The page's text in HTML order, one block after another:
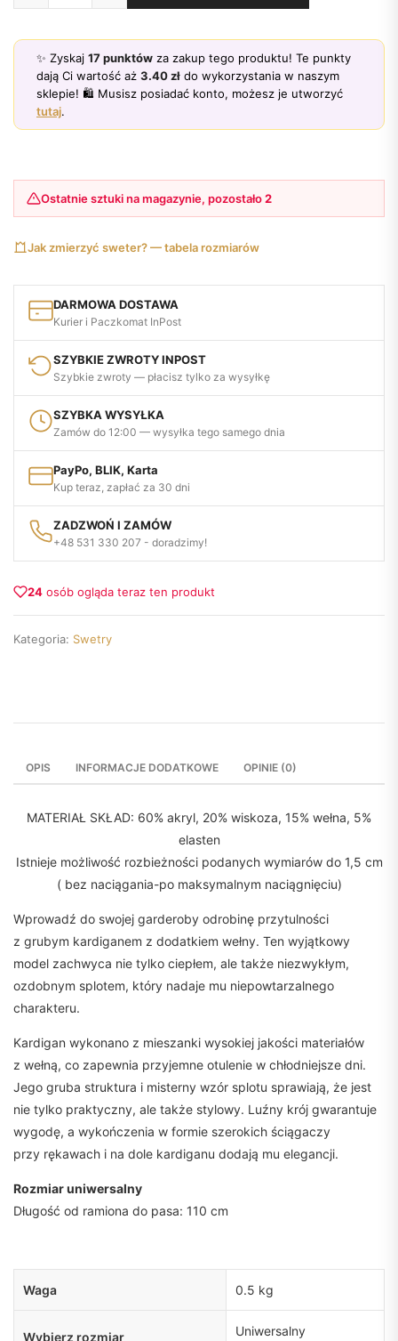
✨ Zyskaj 17punktów za zakup tego produktu! Te punkty
dają Ci wartość aż 3.40zł do wykorzystania w naszym
sklepie! 🛍️ Musisz posiadać konto, możesz je utworzyć
tutaj.
Ostatnie sztuki na magazynie, pozostało2
Jak zmierzyć sweter? — tabela rozmiarów
DARMOWA DOSTAWA
Kurier i Paczkomat InPost
SZYBKIE ZWROTY INPOST
Szybkie zwroty — płacisz tylko za wysyłkę
SZYBKA WYSYŁKA
Zamów do 12:00 — wysyłka tego samego dnia
PayPo, BLIK, Karta
Kup teraz, zapłać za 30 dni
ZADZWOŃ I ZAMÓW
+48 531 330 207 - doradzimy!
24 osób ogląda teraz ten produkt
Kategoria: Swetry
OPIS INFORMACJE DODATKOWE OPINIE (0)
MATERIAŁ SKŁAD: 60% akryl, 20% wiskoza, 15% wełna, 5%
elasten
Istnieje możliwość rozbieżności podanych wymiarów do 1,5 cm
( bez naciągania-po maksymalnym naciągnięciu)
Wprowadź do swojej garderoby odrobinę przytulności
z grubym kardiganem z dodatkiem wełny. Ten wyjątkowy
model zachwyca nie tylko ciepłem, ale także niezwykłym,
ozdobnym splotem, który nadaje mu niepowtarzalnego
charakteru.
Kardigan wykonano z mieszanki wysokiej jakości materiałów
z wełną, co zapewnia przyjemne otulenie w chłodniejsze dni.
Jego gruba struktura i misterny wzór splotu sprawiają, że jest
nie tylko praktyczny, ale także stylowy. Luźny krój gwarantuje
wygodę, a wykończenia w formie szerokich ściągaczy
przy rękawach i na dole kardiganu dodają mu elegancji.
Rozmiar uniwersalny
Długość od ramiona do pasa: 110 cm
Waga 0.5 kg
Wybierz rozmiar Uniwersalny